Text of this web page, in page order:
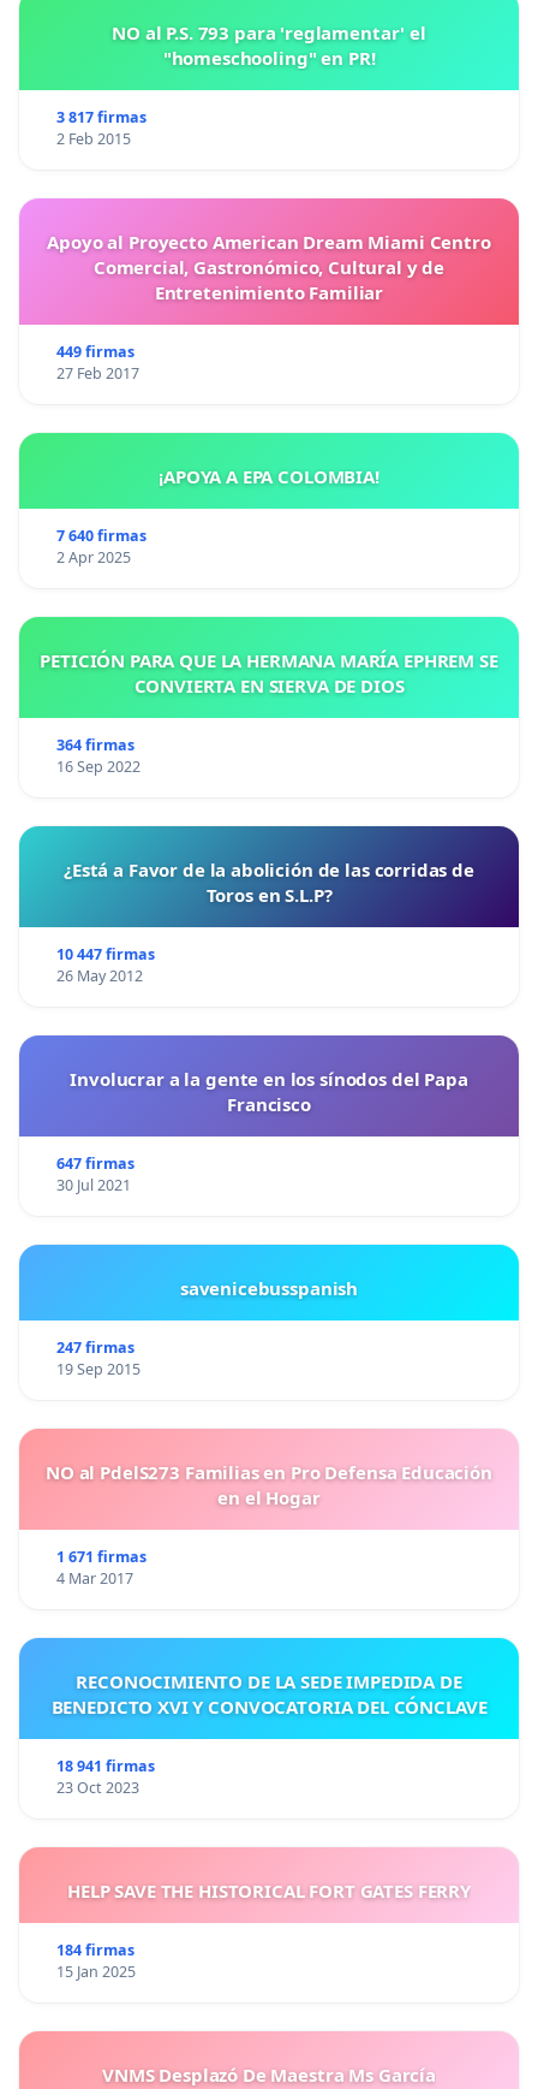
NO al P.S. 793 para 'reglamentar' el
"homeschooling" en PR!
3 817 firmas
2 Feb 2015
Apoyo al Proyecto American Dream Miami Centro
Comercial, Gastronómico, Cultural y de
Entretenimiento Familiar
449 firmas
27 Feb 2017
¡APOYA A EPA COLOMBIA!
7 640 firmas
2 Apr 2025
PETICIÓN PARA QUE LA HERMANA MARÍA EPHREM SE
CONVIERTA EN SIERVA DE DIOS
364 firmas
16 Sep 2022
¿Está a Favor de la abolición de las corridas de
Toros en S.L.P?
10 447 firmas
26 May 2012
Involucrar a la gente en los sínodos del Papa
Francisco
647 firmas
30 Jul 2021
savenicebusspanish
247 firmas
19 Sep 2015
NO al PdelS273 Familias en Pro Defensa Educación
en el Hogar
1 671 firmas
4 Mar 2017
RECONOCIMIENTO DE LA SEDE IMPEDIDA DE
BENEDICTO XVI Y CONVOCATORIA DEL CÓNCLAVE
18 941 firmas
23 Oct 2023
HELP SAVE THE HISTORICAL FORT GATES FERRY
184 firmas
15 Jan 2025
VNMS Desplazó De Maestra Ms García